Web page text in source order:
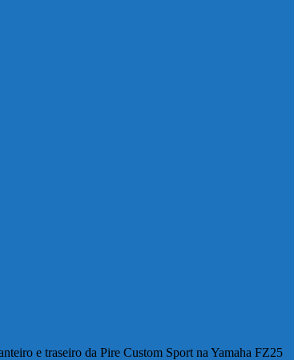
e traseiro da Pire Custom Sport na Yamaha FZ25